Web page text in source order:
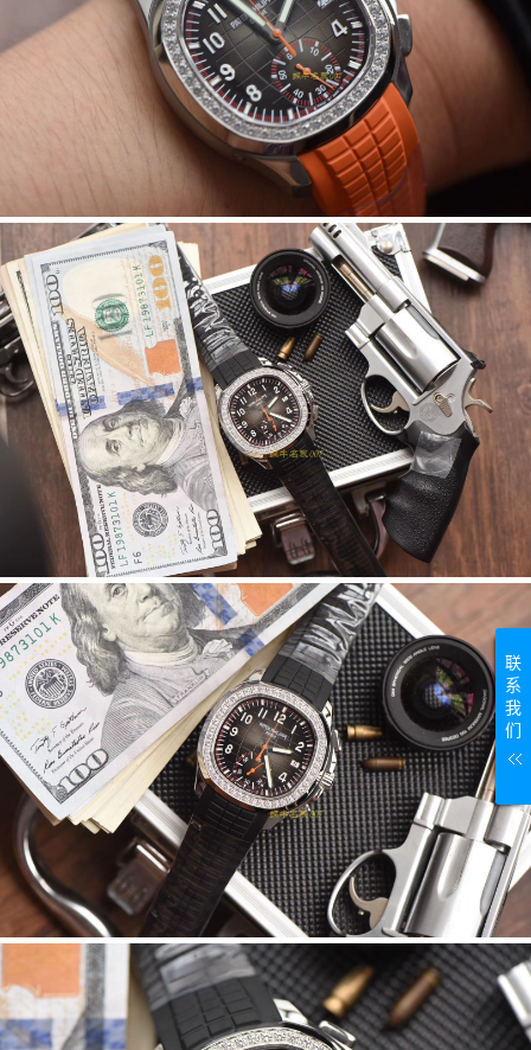
联
系
我
们